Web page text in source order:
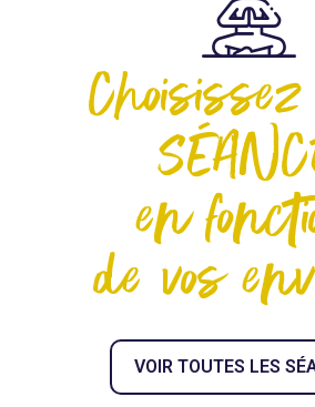
en
de vos
VOIR TOUTES LES